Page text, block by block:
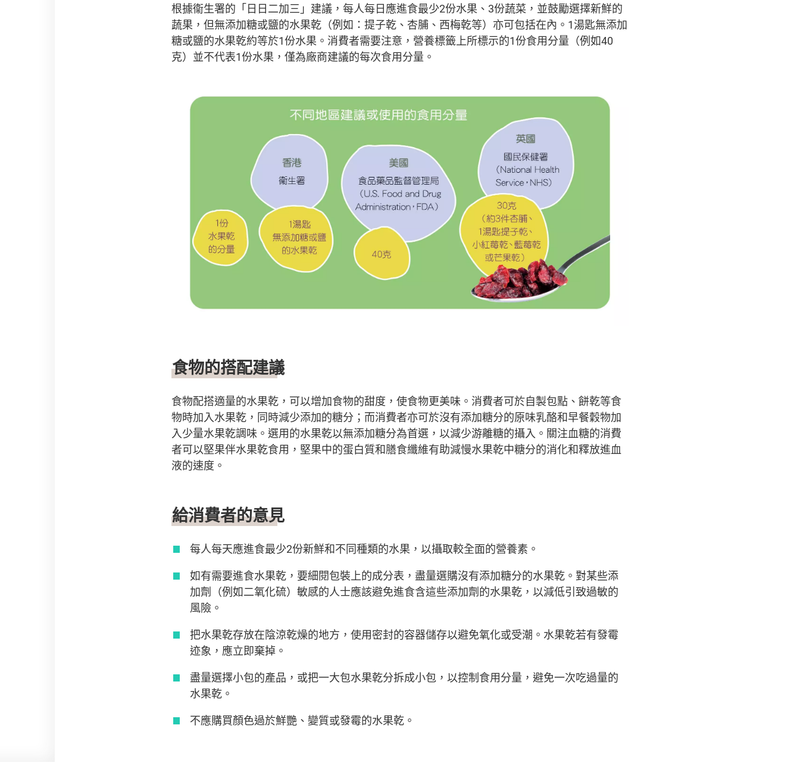
根據衞生署的「日日二加三」建議，每人每日應進食最少2份水果、3份蔬菜，並鼓勵選擇新鮮的
蔬果，但無添加糖或鹽的水果乾（例如：提子乾、杏脯、西梅乾等）亦可包括在內。1湯匙無添加
糖或鹽的水果乾約等於1份水果。消費者需要注意，營養標籤上所標示的1份食用分量（例如40
克）並不代表1份水果，僅為廠商建議的每次食用分量。
食物的搭配建議
食物配搭適量的水果乾，可以增加食物的甜度，使食物更美味。消費者可於自製包點、餅乾等食
物時加入水果乾，同時減少添加的糖分；而消費者亦可於沒有添加糖分的原味乳酪和早餐穀物加
入少量水果乾調味。選用的水果乾以無添加糖分為首選，以減少游離糖的攝入。關注血糖的消費
者可以堅果伴水果乾食用，堅果中的蛋白質和膳食纖維有助減慢水果乾中糖分的消化和釋放進血
液的速度。
給消費者的意見
每人每天應進食最少2份新鮮和不同種類的水果，以攝取較全面的營養素。
如有需要進食水果乾，要細閱包裝上的成分表，盡量選購沒有添加糖分的水果乾。對某些添
加劑（例如二氧化硫）敏感的人士應該避免進食含這些添加劑的水果乾，以減低引致過敏的
風險。
把水果乾存放在陰涼乾燥的地方，使用密封的容器儲存以避免氧化或受潮。水果乾若有發霉
迹象，應立即棄掉。
盡量選擇小包的產品，或把一大包水果乾分拆成小包，以控制食用分量，避免一次吃過量的
水果乾。
不應購買顏色過於鮮艷、變質或發霉的水果乾。